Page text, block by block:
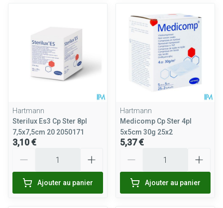
Hartmann
Sterilux Es3 Cp Ster 8pl
7,5x7,5cm 20 2050171
3,10 €
Ajouter au panier
Hartmann
Medicomp Cp Ster 4pl
5x5cm 30g 25x2
5,37 €
Ajouter au panier